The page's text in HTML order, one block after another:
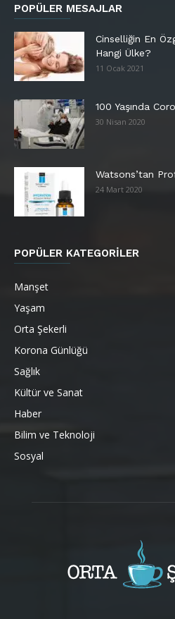
POPÜLER MESAJLAR
Cinselliğin En
Hangi Ülke?
11 Ocak 2021
100 Yaşında
30 Nisan 2020
Watsons’tan
24 Mart 2020
POPÜLER KATEGORİLER
Manşet
Yaşam
Orta Şekerli
Korona Günlüğü
Sağlık
Kültür ve Sanat
Haber
Bilim ve Teknoloji
Sosyal